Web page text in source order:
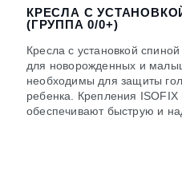
КРЕСЛА С
(ГРУППА 0/0+)
Кресла с установкой
для новорожденных и
необходимы для защиты
ребенка. Крепления
обеспечивают быструю и